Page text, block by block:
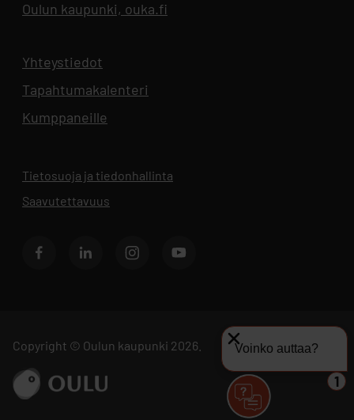
Oulun kaupunki, ouka.fi
Yhteystiedot
Tapahtumakalenteri
Kumppaneille
Tietosuoja ja tiedonhallinta
Saavutettavuus
FacebookLinkedIn InstagramYoutube
Copyright © Oulun kaupunki 2026.
Siirry sivustolle ouka.fi
Voinko auttaa?
1